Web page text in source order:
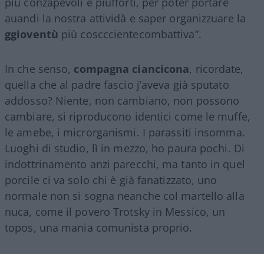
auandi la nostra attividà e saper organizzuare la
ggioventù più coscccientecombattiva”.
In che senso, compagna ciancicona, ricordate,
quella che al padre fascio j’aveva già sputato
addosso? Niente, non cambiano, non possono
cambiare, si riproducono identici come le muffe,
le amebe, i microrganismi. I parassiti insomma.
Luoghi di studio, lì in mezzo, ho paura pochi. Di
indottrinamento anzi parecchi, ma tanto in quel
porcile ci va solo chi è già fanatizzato, uno
normale non si sogna neanche col martello alla
nuca, come il povero Trotsky in Messico, un
topos, una mania comunista proprio.